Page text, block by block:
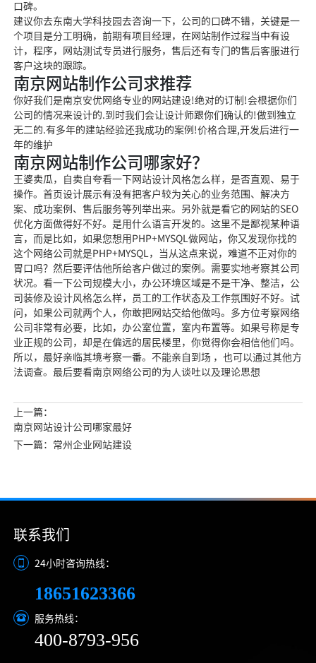
口碑。
建议你去东南大学科技园去咨询一下，公司的口碑不错，关键是一
个项目是分工明确，前期有项目经理，在网站制作过程当中有设
计，程序，网站测试专员进行服务，售后还有专门的售后客服进行
客户这块的跟踪。
南京网站制作公司求推荐
你好我们是南京安优网络专业的网站建设!绝对的订制!会根据你们
公司的情况来设计的.到时我们会让设计师跟你们确认的!做到独立
无二的.有多年的建站经验还我成功的案例!价格合理,开发后进行一
年的维护
南京网站制作公司哪家好？
王婆卖瓜，自卖自夸看一下网站设计风格怎么样，是否直观、易于
操作。首页设计展示有没有把客户较为关心的业务范围、解决方
案、成功案例、售后服务等列举出来。另外就是看它的网站的SEO
优化方面做得好不好。是用什么语言开发的。这里不是鄙视某种语
言，而是比如，如果您想用PHP+MYSQL做网站，你又发现你找的
这个网络公司就是PHP+MYSQL，当从这点来说，难道不正对你的
胃口吗？然后要评估他所给客户做过的案例。需要实地考察其公司
状况。看一下公司规模大小，办公环境区域是不是干净、整洁，公
司装修及设计风格怎么样，员工的工作状态及工作氛围好不好。试
问，如果公司就两个人，你敢把网站交给他做吗。多方位考察网络
公司非常有必要，比如，办公室位置，室内布置等。如果号称是专
业正规的公司，却是在偏远的居民楼里，你觉得你会相信他们吗。
所以，最好亲临其境考察一番。不能亲自到场 ，也可以通过其他方
法调查。最后要看南京网络公司的为人谈吐以及理论思想
上一篇：
南京网站设计公司哪家最好
下一篇：常州企业网站建设
联系我们
24小时咨询热线：
18651623366
服务热线：
400-8793-956